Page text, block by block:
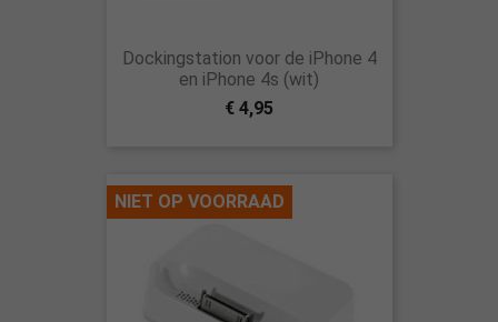
Dockingstation voor de iPhone 4
en iPhone 4s (wit)
€ 4,95
NIET OP VOORRAAD